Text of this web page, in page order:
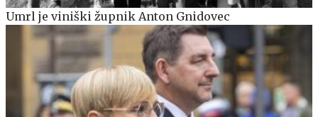
Umrl je viniški župnik Anton Gnidovec